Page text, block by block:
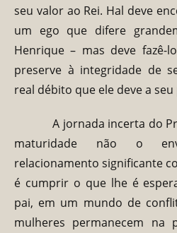
seu valor ao Rei. Hal deve
um ego que difere
Henrique – mas deve fazê-
preserve à integridade de
real débito que ele deve a seu
A jornada incerta do
maturidade não o
relacionamento significante
é cumprir o que lhe é
pai, em um mundo de
mulheres permanecem na